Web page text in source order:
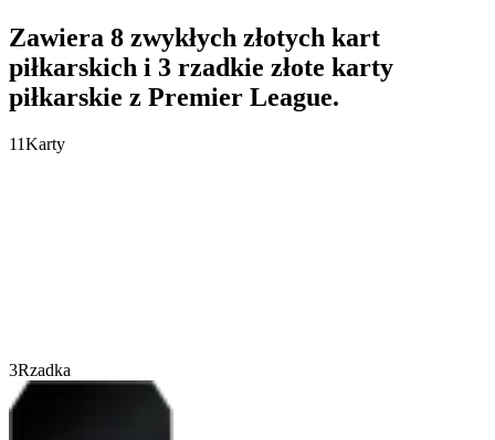
Zawiera 8 zwykłych złotych kart
piłkarskich i 3 rzadkie złote karty
piłkarskie z Premier League.
11Karty
3Rzadka